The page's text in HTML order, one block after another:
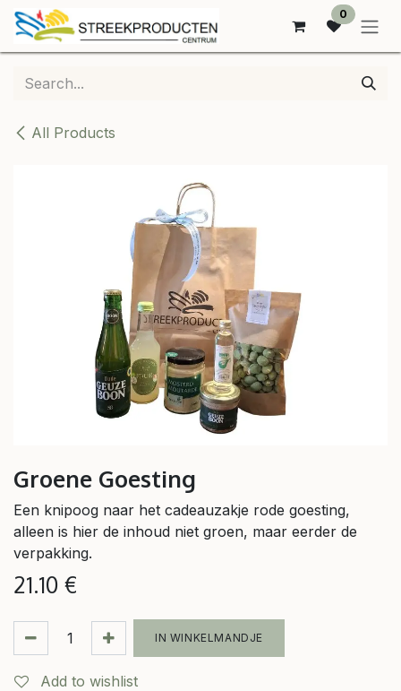
SKIP TO CONTENT
0
All Products
Groene Goesting
Een knipoog naar het cadeauzakje rode goesting,
alleen is hier de inhoud niet groen, maar eerder de
verpakking.
21.10 €
IN WINKELMANDJE
Add to wishlist